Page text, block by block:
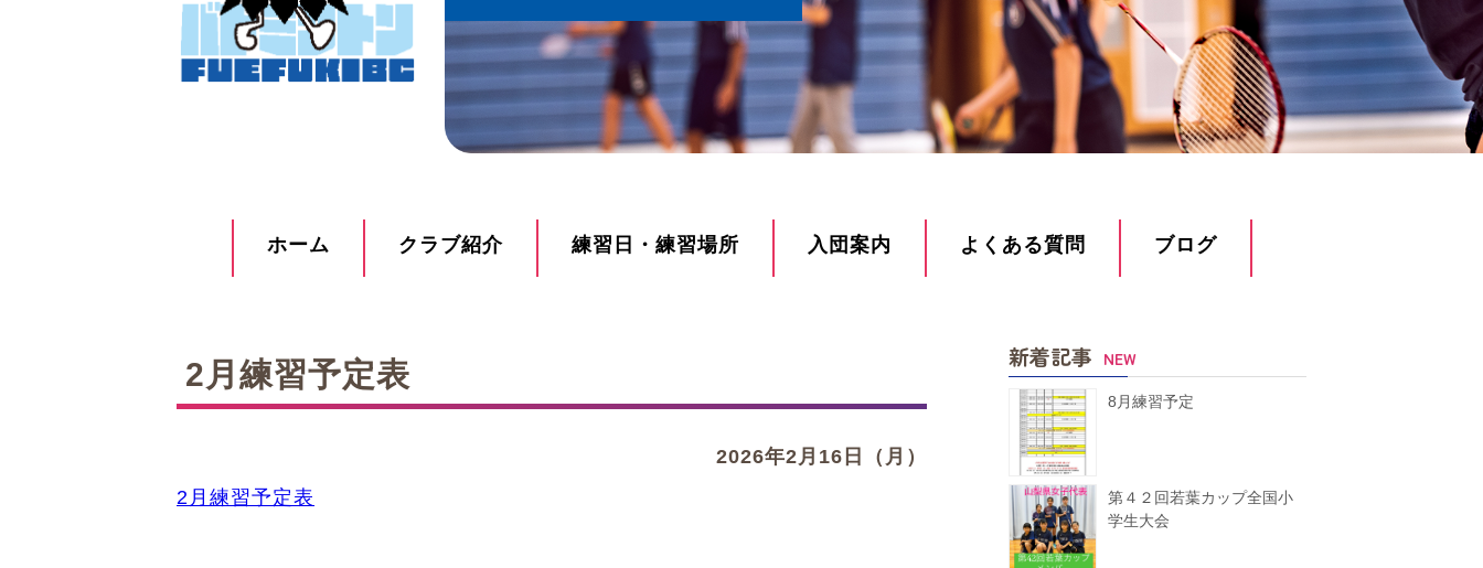
ホーム クラブ紹介 練習日・練習場所 入団案内 よくある質問 ブログ
2月練習予定表
2026年2月16日（月）
2月練習予定表
新着記事 NEW
8月練習予定
第４２回若葉カップ全国小
学生大会